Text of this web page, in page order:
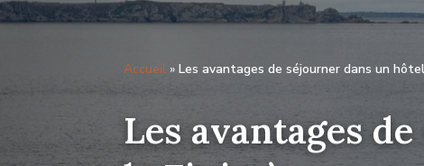
Accueil » Les avantages de séjourner dans un
Les avantages